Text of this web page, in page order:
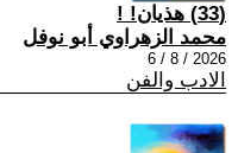
(33) هذيان! !
محمد الزهراوي أبو نوفل
2026 / 8 / 6
الادب والفن